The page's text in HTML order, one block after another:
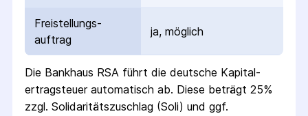
Freistellungs­
auftrag
ja, möglich
Die Bankhaus RSA führt die deutsche Kapital­
ertrag­steuer automatisch ab. Diese beträgt 25%
zzgl. Solidaritäts­zuschlag (Soli) und ggf.